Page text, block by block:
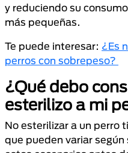
y reduciendo su
más pequeñas.
Te puede interesar: ¿Es
perros con sobrepeso?
¿Qué debo
esterilizo a mi
No esterilizar a un perro
que pueden variar